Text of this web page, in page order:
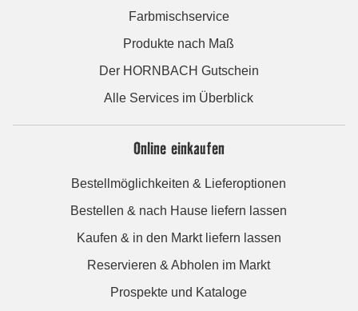
Farbmischservice
Produkte nach Maß
Der HORNBACH Gutschein
Alle Services im Überblick
Online einkaufen
Bestellmöglichkeiten & Lieferoptionen
Bestellen & nach Hause liefern lassen
Kaufen & in den Markt liefern lassen
Reservieren & Abholen im Markt
Prospekte und Kataloge